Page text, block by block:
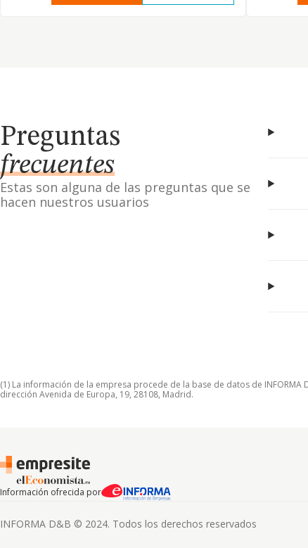
Preguntas
frecuentes
Estas son alguna de las preguntas que se
hacen nuestros usuarios
(1) La información de la empresa procede de la base de datos de
dirección Avenida de Europa, 19, 28108, Madrid.
Información ofrecida por
INFORMA D&B © 2024. Todos los derechos reservados